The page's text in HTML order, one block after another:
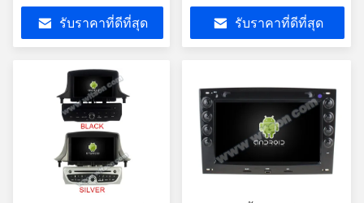
Fluence 2002-2008
เครื่องเสียงสเตเรียรถยนต์
รับราคาที่ดีที่สุด
Samsung SM3 2013-2016
รถสเตอริโอรับราคาที่ดีที่สุด